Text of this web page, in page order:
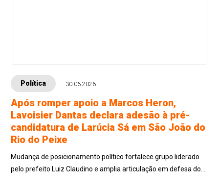
Política 30.06.2026
Após romper apoio a Marcos Heron,
Lavoisier Dantas declara adesão à pré-
candidatura de Larúcia Sá em São João do
Rio do Peixe
Mudança de posicionamento político fortalece grupo liderado
pelo prefeito Luiz Claudino e amplia articulação em defesa do